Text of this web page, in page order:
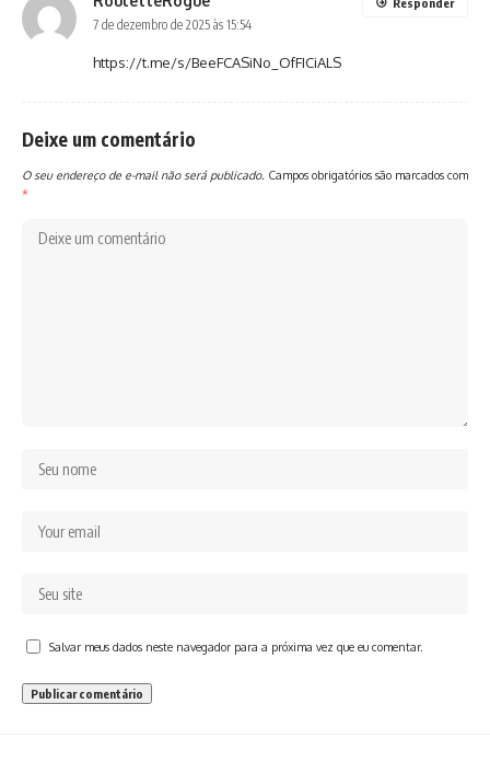
7 de dezembro de 2025 às 15:54
https://t.me/s/BeeFCASiNo_OfFICiALS
Deixe um comentário
O seu endereço de e-mail não será publicado. Campos obrigatórios são marcados com
*
Salvar meus dados neste navegador para a próxima vez que eu comentar.